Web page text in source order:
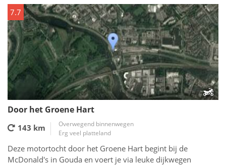
7.7
Door het Groene Hart
143 km
Overwegend binnenwegen
Erg veel platteland
Deze motortocht door het Groene Hart begint bij de
McDonald's in Gouda en voert je via leuke dijkwegen